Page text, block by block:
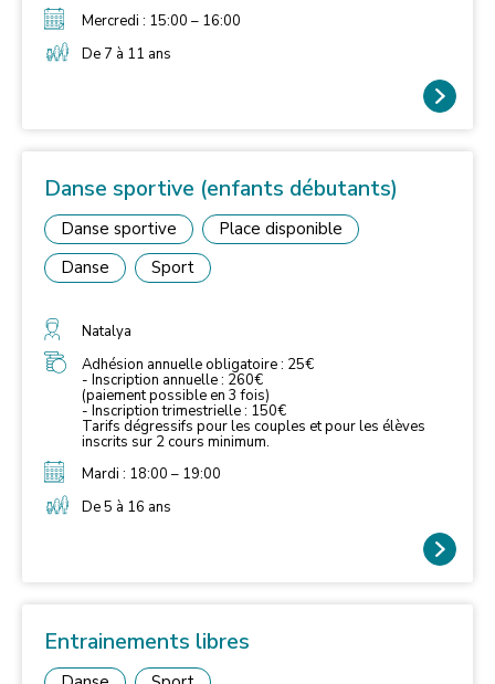
Mercredi : 15:00 – 16:00
De 7 à 11 ans
Danse sportive (enfants débutants)
Danse sportive
Place disponible
Danse
Sport
Natalya
Adhésion annuelle obligatoire : 25€
- Inscription annuelle : 260€
(paiement possible en 3 fois)
- Inscription trimestrielle : 150€
Tarifs dégressifs pour les couples et pour les élèves
inscrits sur 2 cours minimum.
Mardi : 18:00 – 19:00
De 5 à 16 ans
Entrainements libres